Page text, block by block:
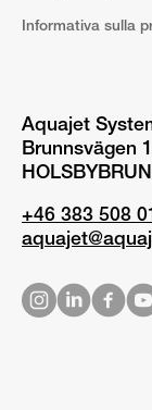
Informativa sulla
Aquajet
Brunnsvägen
+46 383 508